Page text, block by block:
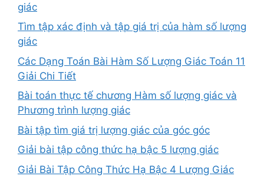
giác
Tìm tập xác định và tập giá trị của hàm số lượng
giác
Các Dạng Toán Bài Hàm Số Lượng Giác Toán 11
Giải Chi Tiết
Bài toán thực tế chương Hàm số lượng giác và
Phương trình lượng giác
Bài tập tìm giá trị lượng giác của góc góc
Giải bài tập công thức hạ bậc 5 lượng giác
Giải Bài Tập Công Thức Hạ Bậc 4 Lượng Giác